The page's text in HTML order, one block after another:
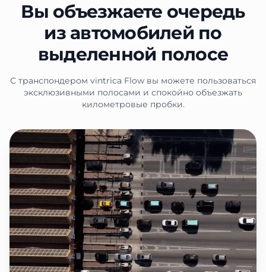
Вы объезжаете очередь
из автомобилей по
выделенной полосе
С транспондером vintrica Flow вы можете пользоваться
эксклюзивными полосами и спокойно объезжать
километровые пробки.